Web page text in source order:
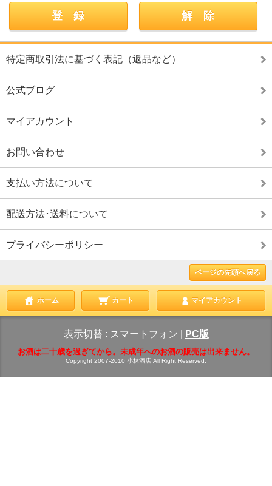
特定商取引法に基づく表記（返品など）
公式ブログ
マイアカウント
お問い合わせ
支払い方法について
配送方法･送料について
プライバシーポリシー
ページの先頭へ戻る
ホーム カート マイアカウント
表示切替 : スマートフォン PC版
お酒は二十歳を過ぎてから。未成年へのお酒の販売は出来ません。
Copyright 2007-2010 小林酒店 All Right Reserved.